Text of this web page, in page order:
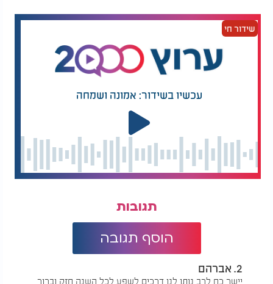
4. עצה לגאולה פרטית וכללית
בספר "מקור השמחה" מובא:
השמחה היא עצמה גאולה. גאולה מהגלויות הפרטיות
שעובר כל אדם - בגשמיות וברוחניות.
(ישעיהו נ"ה).
המלצות נוספות
לכבוד ראש חודש שבט:
8 דברים שאולי לא
ידעתם עליו
חודש תמוז: 9 עובדות
הסגולי
שידור חי
עכשיו בשידור: אמונה ושמחה
תגובות
הוסף תגובה
2. אברהם
יישר כח לרב נותן לנו דרכים לשפע לכל השנה חזק וברוך